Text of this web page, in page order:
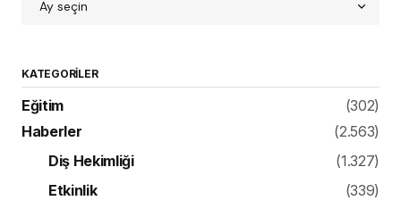
KATEGORILER
Eğitim
(302)
Haberler
(2.563)
Diş Hekimliği
(1.327)
Etkinlik
(339)